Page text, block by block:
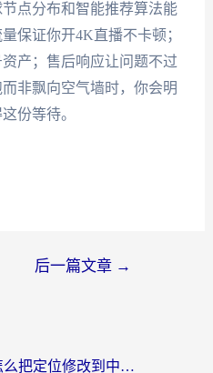
点分布和智能推荐算法能
保证你开4K直播不卡顿；
产；售后响应让问题不过
非飘向空气墙时，你会明
份等待。
后一篇文章 →
在意大利用小红书怎么把定位修改到中国国内？3个实用技巧+1个靠谱工具帮你搞定